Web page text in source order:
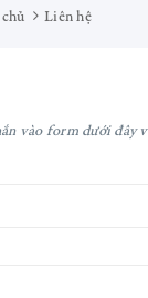
Liên hệ
vào form dưới đây